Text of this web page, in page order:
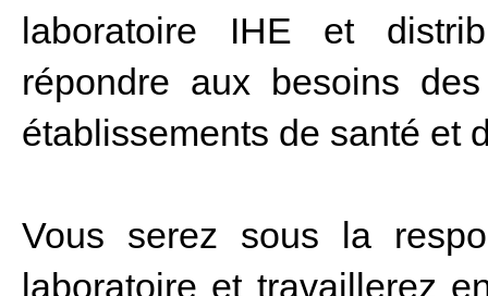
laboratoire IHE et
répondre aux besoins
établissements de santé et
Vous serez sous la
laboratoire et travaillerez